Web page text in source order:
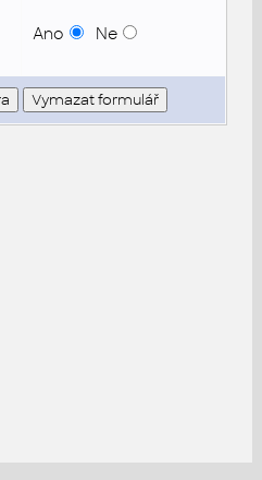
Ano Ne